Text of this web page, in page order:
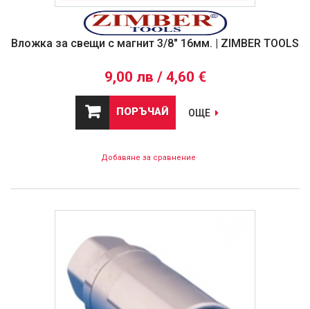
Вложка за свещи с магнит 3/8" 16мм. | ZIMBER TOOLS
9,00 лв / 4,60 €
ПОРЪЧАЙ ОЩЕ
Добавяне за сравнение